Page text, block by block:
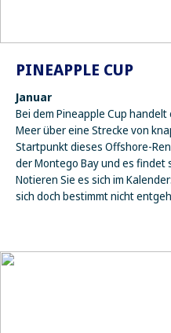
PINEAPPLE CUP
Januar
Bei dem Pineapple Cup
Meer über eine Strecke von
Startpunkt dieses Offshore-
der Montego Bay und es findet
Notieren Sie es sich im
sich doch bestimmt nicht